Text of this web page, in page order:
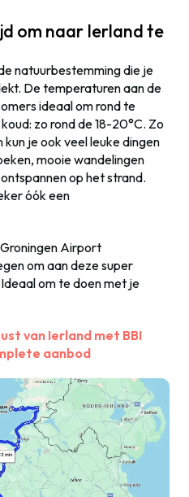
om naar Ierland te
natuurbestemming die je
De temperaturen aan de
ideaal om rond te
zo rond de 18-20°C. Zo
je ook veel leuke dingen
mooie wandelingen
op het strand.
óók een
Airport
om aan deze super
om te doen met je
van Ierland met BBI
aanbod